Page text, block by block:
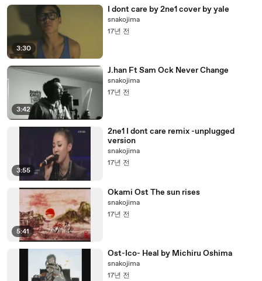
3:30
I dont care by 2ne1 cover by yale
snakojima
17년 전
3:42
J.han Ft Sam Ock Never Change
snakojima
17년 전
3:55
2ne1 I dont care remix -unplugged
version
snakojima
17년 전
5:41
Okami Ost The sun rises
snakojima
17년 전
Ost-Ico- Heal by Michiru Oshima
snakojima
17년 전